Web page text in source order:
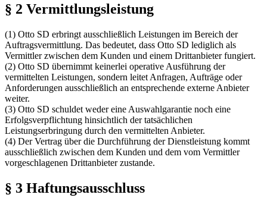
§ 2 Vermittlungsleistung
(1) Otto SD erbringt ausschließlich Leistungen im Bereich der
Auftragsvermittlung. Das bedeutet, dass Otto SD lediglich als
Vermittler zwischen dem Kunden und einem Drittanbieter fungiert.
(2) Otto SD übernimmt keinerlei operative Ausführung der
vermittelten Leistungen, sondern leitet Anfragen, Aufträge oder
Anforderungen ausschließlich an entsprechende externe Anbieter
weiter.
(3) Otto SD schuldet weder eine Auswahlgarantie noch eine
Erfolgsverpflichtung hinsichtlich der tatsächlichen
Leistungserbringung durch den vermittelten Anbieter.
(4) Der Vertrag über die Durchführung der Dienstleistung kommt
ausschließlich zwischen dem Kunden und dem vom Vermittler
vorgeschlagenen Drittanbieter zustande.
§ 3 Haftungsausschluss